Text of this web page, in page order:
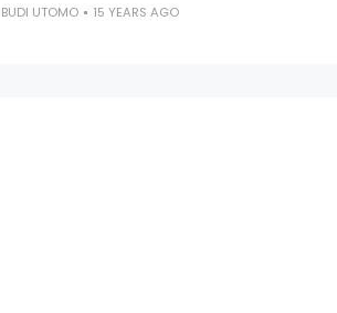
BUDI UTOMO 15 YEARS AGO